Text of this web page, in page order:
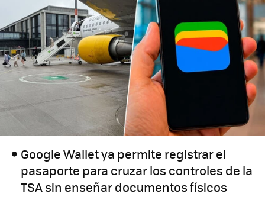
Google Wallet ya permite registrar el
pasaporte para cruzar los controles de la
TSA sin enseñar documentos físicos